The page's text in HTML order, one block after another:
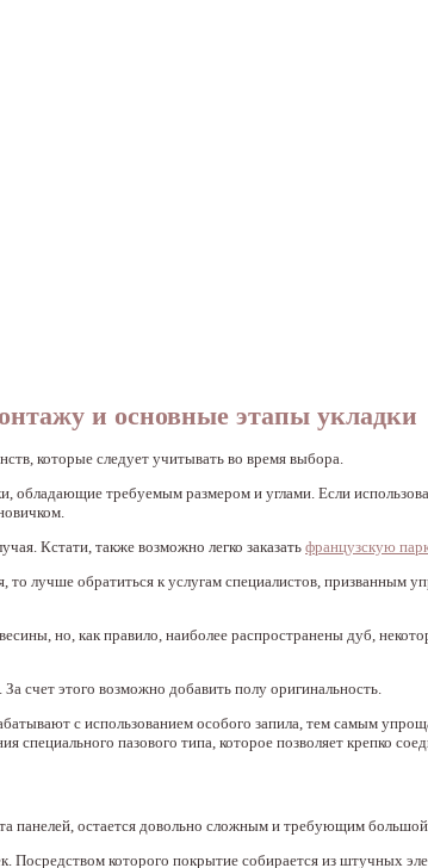
и основные этапы укладки
которые следует учитывать во время выбора.
обладающие требуемым размером и углами. Если
Кстати, также возможно легко заказать французскую
то лучше обратиться к услугам специалистов, призванным
но, как правило, наиболее распространены дуб,
счет этого возможно добавить полу оригинальность.
с использованием особого запила, тем самым
пазового типа, которое позволяет крепко
панелей, остается довольно сложным и требующим большой
Посредством которого покрытие собирается из штучных